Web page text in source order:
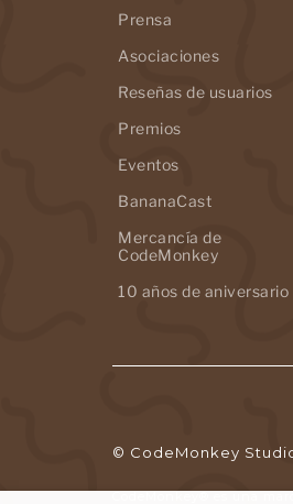
Prensa
Asociaciones
Reseñas de usuarios
Premios
Eventos
BananaCast
Mercancía de
CodeMonkey
10 años de aniversario
© CodeMonkey